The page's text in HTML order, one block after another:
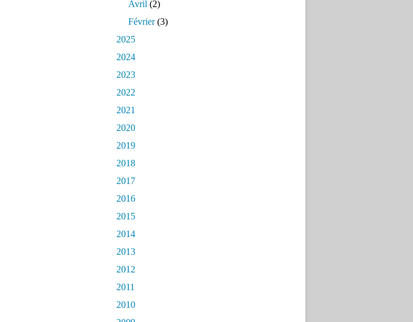
Avril (2)
Février(3)
2025
2024
2023
2022
2021
2020
2019
2018
2017
2016
2015
2014
2013
2012
2011
2010